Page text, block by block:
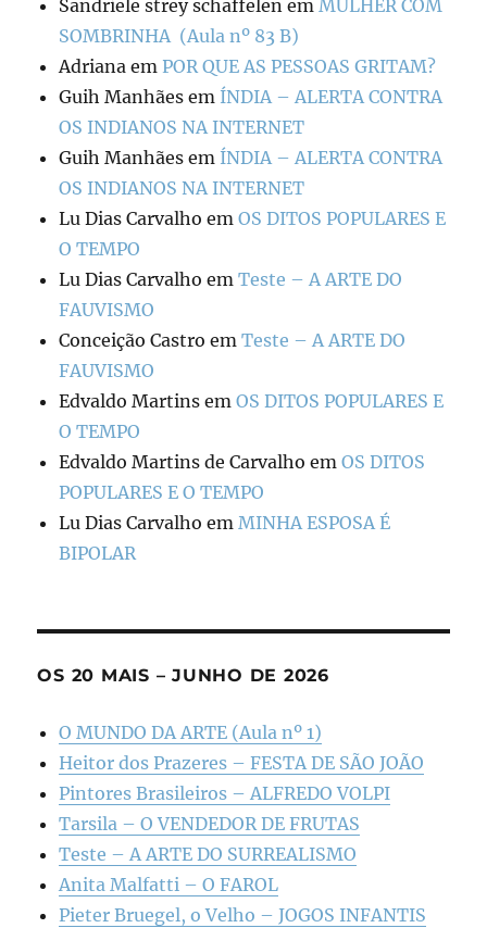
Sandriele strey schaffelen emMULHER COM
SOMBRINHA (Aula nº 83 B)
Adriana emPOR QUE AS PESSOAS GRITAM?
Guih Manhães em ÍNDIA – ALERTA CONTRA
OS INDIANOS NA INTERNET
Guih Manhães em ÍNDIA – ALERTA CONTRA
OS INDIANOS NA INTERNET
Lu Dias Carvalho emOS DITOS POPULARES E
O TEMPO
Lu Dias Carvalho emTeste – A ARTE DO
FAUVISMO
Conceição Castro emTeste – A ARTE DO
FAUVISMO
Edvaldo Martins emOS DITOS POPULARES E
O TEMPO
Edvaldo Martins de Carvalho emOS DITOS
POPULARES E O TEMPO
Lu Dias Carvalho emMINHA ESPOSA É
BIPOLAR
OS 20 MAIS – JUNHO DE 2026
O MUNDO DA ARTE (Aula nº 1)
Heitor dos Prazeres – FESTA DE SÃO JOÃO
Pintores Brasileiros – ALFREDO VOLPI
Tarsila – O VENDEDOR DE FRUTAS
Teste – A ARTE DO SURREALISMO
Anita Malfatti – O FAROL
Pieter Bruegel, o Velho – JOGOS INFANTIS